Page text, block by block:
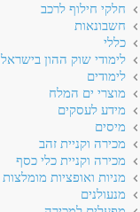
חלקי חילוף לרכב
חשבונאות
כללי
לימודי שוק ההון בישראל
לימודים
מוצרי ים המלח
מידע לעסקים
מיסים
מכירה וקניית זהב
מכירה וקניית כלי כסף
מניות ואופציות מומלצות
מנעולנים